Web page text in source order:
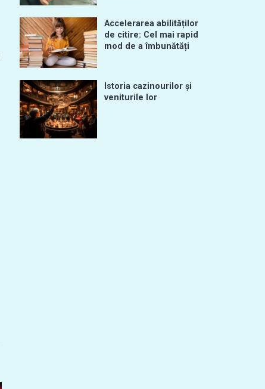
Accelerarea abilităților
de citire: Cel mai rapid
mod de a îmbunătăți
Istoria cazinourilor și
veniturile lor